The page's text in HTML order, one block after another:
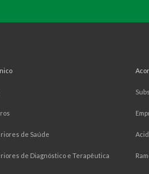
de Saúde
de Diagnóstico e Terapêutica